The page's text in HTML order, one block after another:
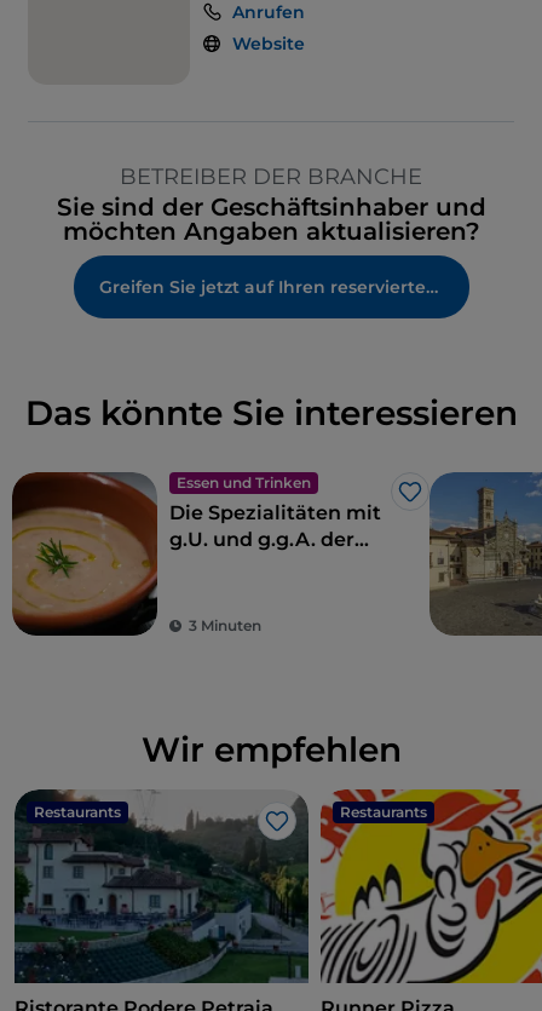
Anrufen
Website
BETREIBER DER BRANCHE
Sie sind der Geschäftsinhaber und
möchten Angaben aktualisieren?
Greifen Sie jetzt auf Ihren reservierten Bereich zu
Das könnte Sie interessieren
Essen und Trinken
Like
Die Spezialitäten mit
g.U. und g.g.A. der
3 Minuten
Wir empfehlen
Restaurants
Like
Restaurants